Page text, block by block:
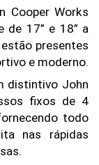
Cooper Works
de 17” e 18” a
presentes
e moderno.
distintivo John
fixos de 4
todo
nas rápidas